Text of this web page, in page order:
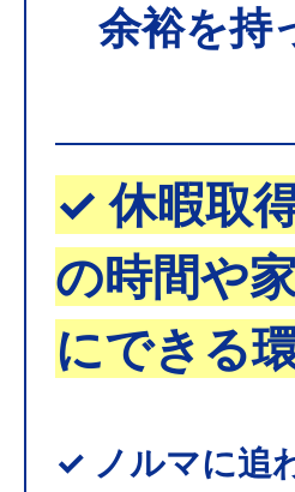
余裕を持
✓ 休暇取
の時間や
にできる
✓ ノルマに追